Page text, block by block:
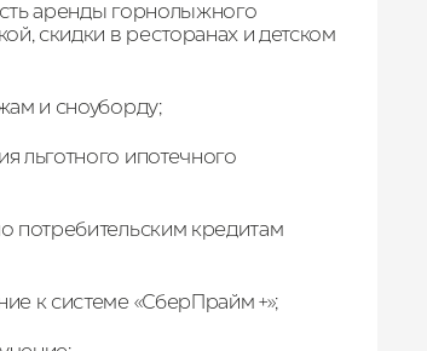
аренды горнолыжного
скидки в ресторанах и детском
и сноуборду;
льготного ипотечного
потребительским кредитам
к системе «СберПрайм +»;